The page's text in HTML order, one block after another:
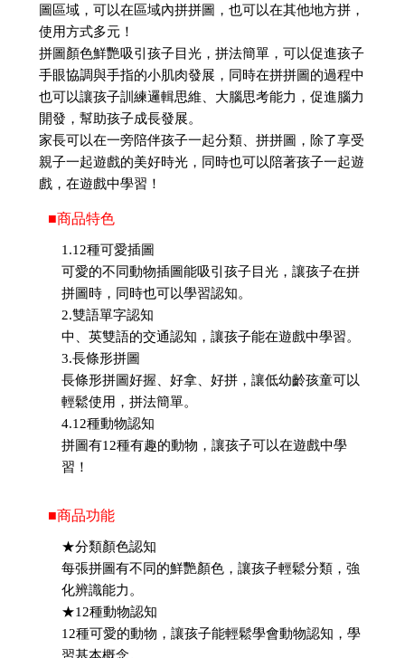
圖區域，可以在區域內拼拼圖，也可以在其他地方拼，
使用方式多元！
拼圖顏色鮮艷吸引孩子目光，拼法簡單，可以促進孩子
手眼協調與手指的小肌肉發展，同時在拼拼圖的過程中
也可以讓孩子訓練邏輯思維、大腦思考能力，促進腦力
開發，幫助孩子成長發展。
家長可以在一旁陪伴孩子一起分類、拼拼圖，除了享受
親子一起遊戲的美好時光，同時也可以陪著孩子一起遊
戲，在遊戲中學習！
■商品特色
1.12種可愛插圖
可愛的不同動物插圖能吸引孩子目光，讓孩子在拼
拼圖時，同時也可以學習認知。
2.雙語單字認知
中、英雙語的交通認知，讓孩子能在遊戲中學習。
3.長條形拼圖
長條形拼圖好握、好拿、好拼，讓低幼齡孩童可以
輕鬆使用，拼法簡單。
4.12種動物認知
拼圖有12種有趣的動物，讓孩子可以在遊戲中學
習！
■商品功能
★分類顏色認知
每張拼圖有不同的鮮艷顏色，讓孩子輕鬆分類，強
化辨識能力。
★12種動物認知
12種可愛的動物，讓孩子能輕鬆學會動物認知，學